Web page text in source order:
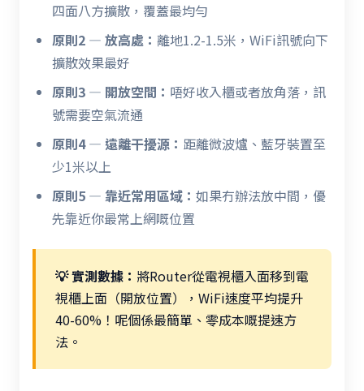
四面八方擴散，覆蓋最均勻
原則2 — 放高處： 離地1.2-1.5米，WiFi訊號向下
擴散效果最好
原則3 — 開放空間： 唔好收入櫃或者放角落，訊
號需要空氣流通
原則4 — 遠離干擾源： 距離微波爐、藍牙裝置至
少1米以上
原則5 — 靠近常用區域： 如果冇辦法放中間，優
先靠近你最常上網嘅位置
💡 實測數據： 將Router從電視櫃入面移到電
視櫃上面（開放位置），WiFi速度平均提升
40-60%！呢個係最簡單、零成本嘅提速方
法。